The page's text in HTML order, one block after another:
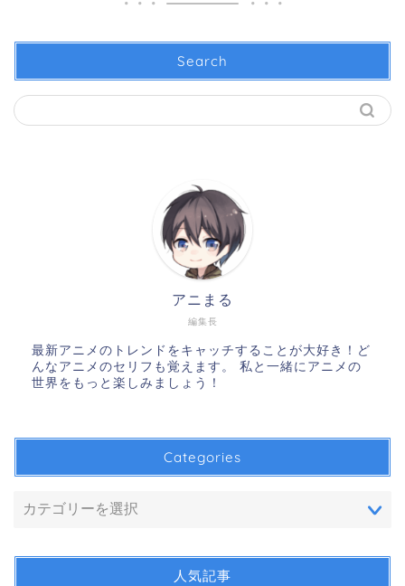
Search
編集長
アニまる
最新アニメのトレンドをキャッチすることが大好き！ど
んなアニメのセリフも覚えます。 私と一緒にアニメの
世界をもっと楽しみましょう！
Categories
人気記事